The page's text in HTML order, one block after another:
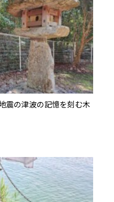
震の津波の記憶を刻む木